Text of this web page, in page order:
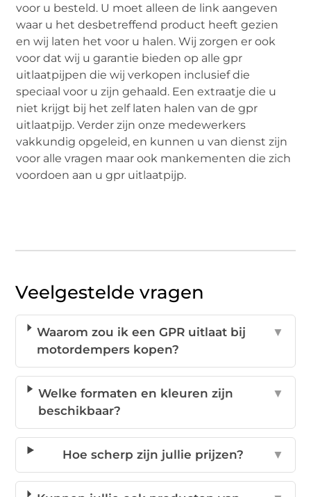
voor u besteld. U moet alleen de link aangeven
waar u het desbetreffend product heeft gezien
en wij laten het voor u halen. Wij zorgen er ook
voor dat wij u garantie bieden op alle gpr
uitlaatpijpen die wij verkopen inclusief die
speciaal voor u zijn gehaald. Een extraatje die u
niet krijgt bij het zelf laten halen van de gpr
uitlaatpijp. Verder zijn onze medewerkers
vakkundig opgeleid, en kunnen u van dienst zijn
voor alle vragen maar ook mankementen die zich
voordoen aan u gpr uitlaatpijp.
Veelgestelde vragen
Waarom zou ik een GPR uitlaat bij
motordempers kopen?
▼
Welke formaten en kleuren zijn
beschikbaar?
▼
Hoe scherp zijn jullie prijzen? ▼